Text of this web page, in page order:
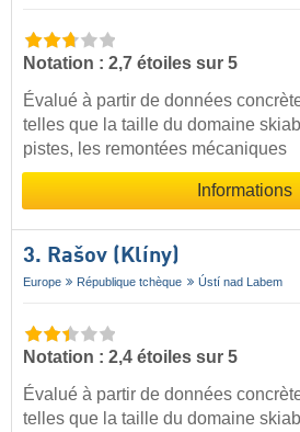
Notation : 2,7 étoiles sur 5
Évalué à partir de données
telles que la taille du domaine
pistes, les remontées mécaniques
Informations
3. Rašov (Klíny)
Europe République tchèque Ústí nad Labem
Notation : 2,4 étoiles sur 5
Évalué à partir de données
telles que la taille du domaine